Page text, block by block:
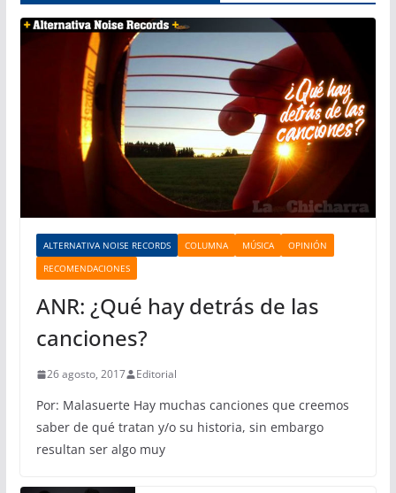
ALTERNATIVA NOISE RECORDS COLUMNA MÚSICA
OPINIÓN
RECOMENDACIONES
ANR: ¿Qué hay detrás de las
canciones?
26 agosto, 2017 Editorial
Por: Malasuerte Hay muchas canciones que creemos
saber de qué tratan y/o su historia, sin embargo
resultan ser algo muy